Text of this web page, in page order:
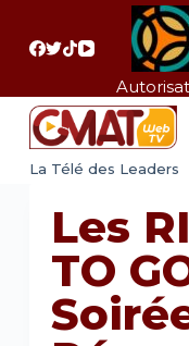
a
La Télé des Leaders
Les
TO